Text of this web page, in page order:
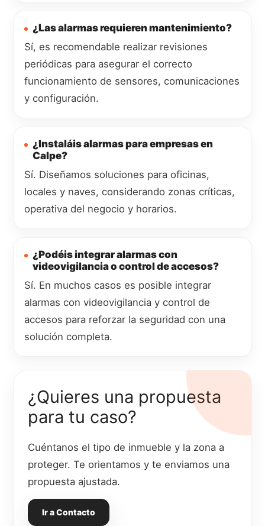
¿Las alarmas requieren mantenimiento?
Sí, es recomendable realizar revisiones
periódicas para asegurar el correcto
funcionamiento de sensores, comunicaciones
y configuración.
¿Instaláis alarmas para empresas en
Calpe?
Sí. Diseñamos soluciones para oficinas,
locales y naves, considerando zonas críticas,
operativa del negocio y horarios.
¿Podéis integrar alarmas con
videovigilancia o control de accesos?
Sí. En muchos casos es posible integrar
alarmas con videovigilancia y control de
accesos para reforzar la seguridad con una
solución completa.
¿Quieres una propuesta
para tu caso?
Cuéntanos el tipo de inmueble y la zona a
proteger. Te orientamos y te enviamos una
propuesta ajustada.
Ir a Contacto